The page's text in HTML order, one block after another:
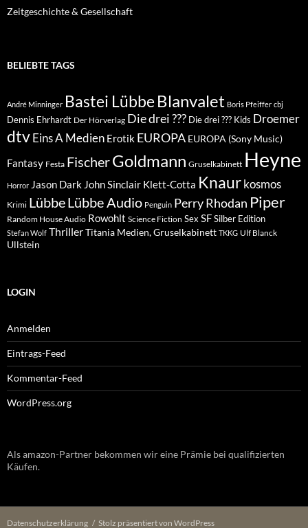
Zeitgeschichte & Gesellschaft
BELIEBTE TAGS
André Minninger Bastei Lübbe Blanvalet Boris Pfeiffer cbj
Dennis Ehrhardt Der Hörverlag Die drei ??? Die drei ??? Kids Droemer
dtvEins A Medien Erotik EUROPA EUROPA (Sony Music)
Fantasy Festa FischerGoldmann Gruselkabinett Heyne
Horror Jason Dark John Sinclair Klett-Cotta Knaur kosmos
Krimi LübbeLübbe Audio Penguin Perry Rhodan Piper
Random House Audio Rowohlt Science Fiction Sex SFSilber Edition
Stefan Wolf ThrillerTitania Medien, Gruselkabinett TKKG Ulf Blanck
Ullstein
LOGIN
Anmelden
Eintrags-Feed
Kommentar-Feed
WordPress.org
Als amazon-Partner bekommen wir eine Prämie bei qualifizierten
Käufen.
Datenschutzerklärung Stolz präsentiert von WordPress